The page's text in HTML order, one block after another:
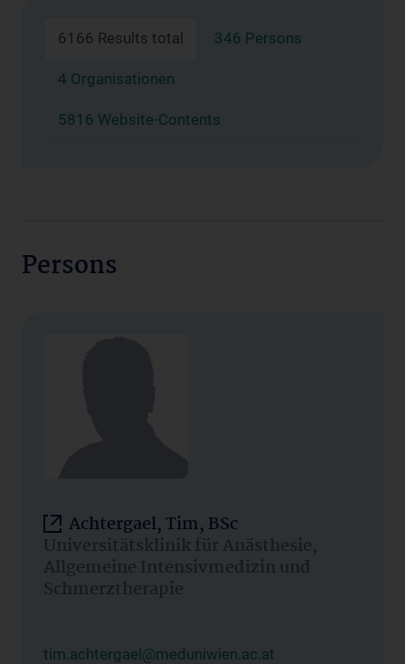
6166 Results total 346 Persons
4 Organisationen
5816 Website-Contents
Persons
Achtergael, Tim, BSc
Universitätsklinik für Anästhesie,
Allgemeine Intensivmedizin und
Schmerztherapie
tim.achtergael@meduniwien.ac.at